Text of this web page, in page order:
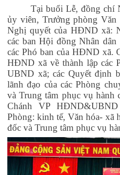
Tại buổi Lễ, đồng chí
ủy viên, Trưởng phòng
Nghị quyết của HĐND xã:
các ban Hội đồng Nhân
các Phó ban của HĐND xã.
HĐND xã về thành lập các
UBND xã; các Quyết định
lãnh đạo của các Phòng
và Trung tâm phục vụ hành
Chánh VP
Phòng: kinh tế, Văn hóa- xã
đốc và Trung tâm phục vụ